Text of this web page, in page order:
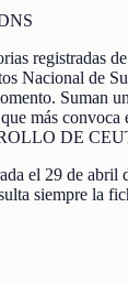
registradas de
Nacional de
. Suman
más convoca
DE
el 29 de abril
siempre la